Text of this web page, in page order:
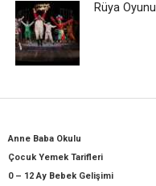
Rüya Oyunu
Anne Baba Okulu
Çocuk Yemek Tarifleri
0 – 12 Ay Bebek Gelişimi